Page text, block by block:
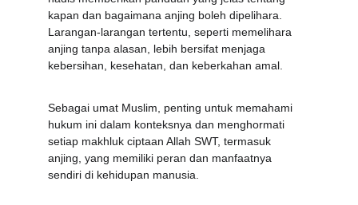
kapan dan bagaimana anjing boleh dipelihara.
Larangan-larangan tertentu, seperti memelihara
anjing tanpa alasan, lebih bersifat menjaga
kebersihan, kesehatan, dan keberkahan amal.
Sebagai umat Muslim, penting untuk memahami
hukum ini dalam konteksnya dan menghormati
setiap makhluk ciptaan Allah SWT, termasuk
anjing, yang memiliki peran dan manfaatnya
sendiri di kehidupan manusia.